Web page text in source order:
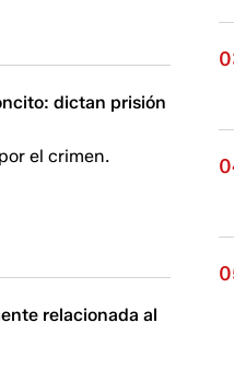
dictan prisión
el crimen.
relacionada al